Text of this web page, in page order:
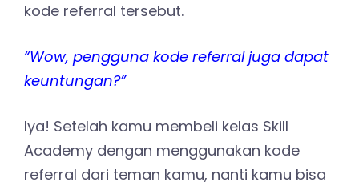
kode referral tersebut.
“Wow, pengguna kode referral juga dapat
keuntungan?”
Iya! Setelah kamu membeli kelas Skill
Academy dengan menggunakan kode
referral dari teman kamu, nanti kamu bisa